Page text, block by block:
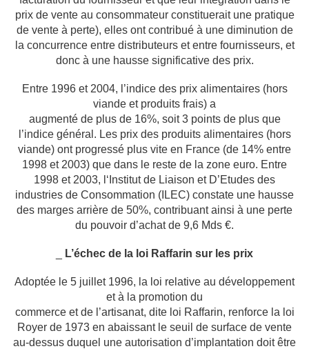
prix de vente au consommateur constituerait une pratique
de vente à perte), elles ont contribué à une diminution de
la concurrence entre distributeurs et entre fournisseurs, et
donc à une hausse significative des prix.
Entre 1996 et 2004, l’indice des prix alimentaires (hors
viande et produits frais) a
augmenté de plus de 16%, soit 3 points de plus que
l’indice général. Les prix des produits alimentaires (hors
viande) ont progressé plus vite en France (de 14% entre
1998 et 2003) que dans le reste de la zone euro. Entre
1998 et 2003, l‘Institut de Liaison et D’Etudes des
industries de Consommation (ILEC) constate une hausse
des marges arrière de 50%, contribuant ainsi à une perte
du pouvoir d’achat de 9,6 Mds €.
L’échec de la loi Raffarin sur les prix
Adoptée le 5 juillet 1996, la loi relative au développement
et à la promotion du
commerce et de l’artisanat, dite loi Raffarin, renforce la loi
Royer de 1973 en abaissant le seuil de surface de vente
au-dessus duquel une autorisation d’implantation doit être